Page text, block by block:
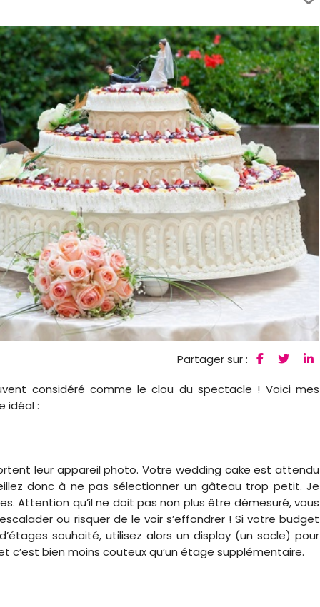
Partager sur :
considéré comme le clou du spectacle ! Voici mes
idéal :
leur appareil photo. Votre wedding cake est attendu
donc à ne pas sélectionner un gâteau trop petit. Je
Attention qu’il ne doit pas non plus être démesuré, vous
ou risquer de le voir s’effondrer ! Si votre budget
souhaité, utilisez alors un display (un socle) pour
c’est bien moins couteux qu’un étage supplémentaire.